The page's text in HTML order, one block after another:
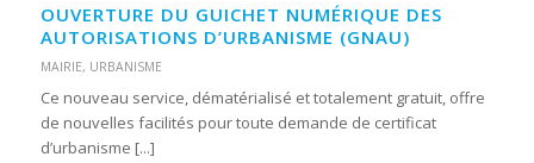
OUVERTURE DU GUICHET NUMÉRIQUE DES
AUTORISATIONS D’URBANISME (GNAU)
MAIRIE, URBANISME
Ce nouveau service, dématérialisé et totalement gratuit, offre
de nouvelles facilités pour toute demande de certificat
d’urbanisme [...]